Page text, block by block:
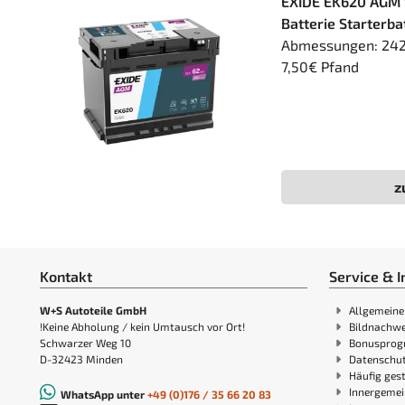
Batterie
Abmessungen:
7,50€ Pfand
Kontakt
W+S Autoteile GmbH
!Keine Abholung / kein Umtausch vor Ort!
Schwarzer Weg 10
D-32423 Minden
WhatsApp unter +49 (0)176 / 35 66 20 83
Service &
Häufig